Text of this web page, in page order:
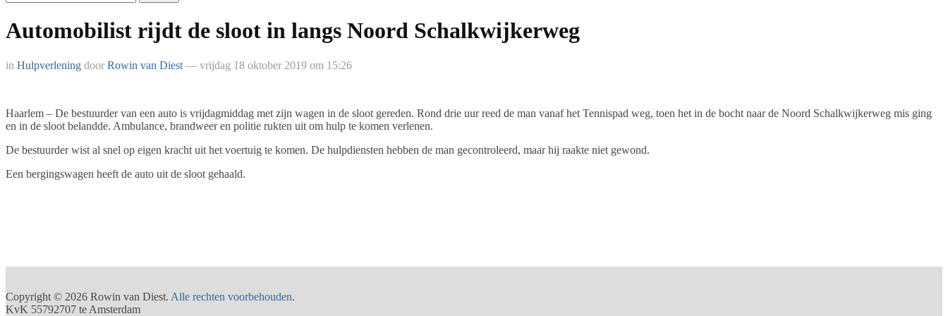
Automobilist rijdt de sloot in langs Noord Schalkwijkerweg
in Hulpverlening door Rowin van Diest — vrijdag 18 oktober 2019 om 15:26
Haarlem – De bestuurder van een auto is vrijdagmiddag met zijn wagen in de sloot gereden. Rond drie uur reed de man vanaf het Tennispad weg, toen het in de bocht naar de Noord Schalkwijkerweg mis ging
en in de sloot belandde. Ambulance, brandweer en politie rukten uit om hulp te komen verlenen.
De bestuurder wist al snel op eigen kracht uit het voertuig te komen. De hulpdiensten hebben de man gecontroleerd, maar hij raakte niet gewond.
Een bergingswagen heeft de auto uit de sloot gehaald.
Copyright © 2026 Rowin van Diest. Alle rechten voorbehouden.
KvK 55792707 te Amsterdam